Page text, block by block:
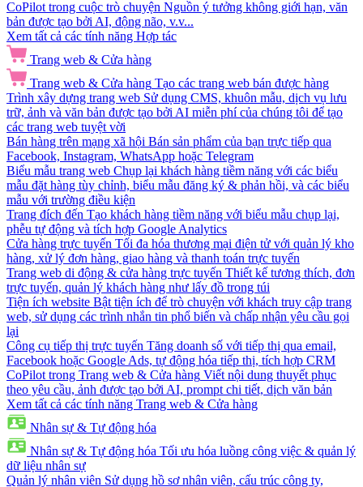
CoPilot trong cuộc trò chuyện Nguồn ý tưởng không giới hạn, văn
bản được tạo bởi AI, động não, v.v...
Xem tất cả các tính năng Hợp tác
Trang web & Cửa hàng
Trang web & Cửa hàng Tạo các trang web bán được hàng
Trình xây dựng trang web Sử dụng CMS, khuôn mẫu, dịch vụ lưu
trữ, ảnh và văn bản được tạo bởi AI miễn phí của chúng tôi để tạo
các trang web tuyệt vời
Bán hàng trên mạng xã hội Bán sản phẩm của bạn trực tiếp qua
Facebook, Instagram, WhatsApp hoặc Telegram
Biểu mẫu trang web Chụp lại khách hàng tiềm năng với các biểu
mẫu đặt hàng tùy chỉnh, biểu mẫu đăng ký & phản hồi, và các biểu
mẫu với trường điều kiện
Trang đích đến Tạo khách hàng tiềm năng với biểu mẫu chụp lại,
phễu tự động và tích hợp Google Analytics
Cửa hàng trực tuyến Tối đa hóa thương mại điện tử với quản lý kho
hàng, xử lý đơn hàng, giao hàng và thanh toán trực tuyến
Trang web di động & cửa hàng trực tuyến Thiết kế tương thích, đơn
trực tuyến, quản lý khách hàng như lấy đồ trong túi
Tiện ích website Bật tiện ích để trò chuyện với khách truy cập trang
web, sử dụng các trình nhắn tin phổ biến và chấp nhận yêu cầu gọi
lại
Công cụ tiếp thị trực tuyến Tăng doanh số với tiếp thị qua email,
Facebook hoặc Google Ads, tự động hóa tiếp thị, tích hợp CRM
CoPilot trong Trang web & Cửa hàng Viết nội dung thuyết phục
theo yêu cầu, ảnh được tạo bởi AI, prompt chi tiết, dịch văn bản
Xem tất cả các tính năng Trang web & Cửa hàng
Nhân sự & Tự động hóa
Nhân sự & Tự động hóa Tối ưu hóa luồng công việc & quản lý
dữ liệu nhân sự
Quản lý nhân viên Sử dụng hồ sơ nhân viên, cấu trúc công ty,